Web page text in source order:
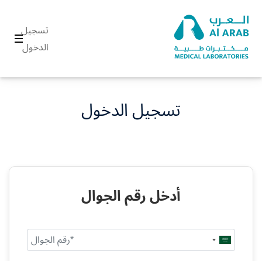
تسجيل
الدخول
تسجيل الدخول
أدخل رقم الجوال
Saudi